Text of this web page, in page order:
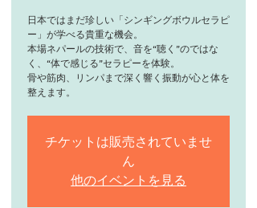
日本ではまだ珍しい「シンギングボウルセラピ
ー」が学べる貴重な機会。
本場ネパールの技術で、音を“聴く”のではな
く、“体で感じる”セラピーを体験。
骨や筋肉、リンパまで深く響く振動が心と体を
整えます。
チケットは販売されていませ
ん
他のイベントを見る